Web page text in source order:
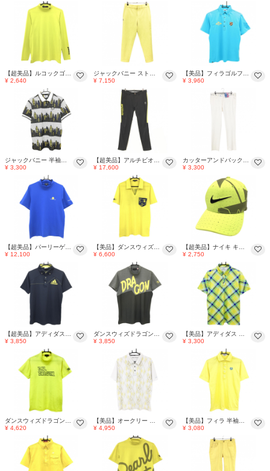
【超美品】ルコックゴルフ ハイネックインナーシャツ イエロー ストレッチ メンズ M ゴルフウェア le coq sportif
¥ 2,640
ジャックバニー ストレッチパンツ イエロー エンボスロゴ メンズ 5(L) ゴルフウェア 2025年モデル Jack Bunny
¥ 7,150
【美品】フィラゴルフ 半袖ポロシャツ ライトブルー×イエロー ボタンダウン ロゴワッペン 袖刺しゅう メンズ M ゴルフウェア FILA GOLF
¥ 3,960
ジャックバニー 半袖ポロシャツ 白×黒×イエロー ビル総柄 ドット ラバーワッペン メンズ 6(XL) ゴルフウェア Jack Bunny
¥ 3,300
【超美品】アルチビオ パンツ 黒×イエロー サイドライン ストレッチ メンズ 50(XL) ゴルフウェア archivio
¥ 17,600
カッターアンドバック ストレッチパンツ 白×ネイビー×イエロー 一部柄 紙タグ付 メンズ 96 ゴルフウェア CUTTER＆BUCK
¥ 3,300
【超美品】パーリーゲイツゴルフ 半袖ハイネックシャツ ブルー×イエロー ニコちゃん メンズ M ゴルフウェア 2024年モデル PEARLY GATES
¥ 12,100
【美品】ダンスウィズドラゴン 半袖スキッパーシャツ イエロー×ブルー バックプリント メンズ 3(L) ゴルフウェア Dance With Dragon
¥ 6,600
【超美品】ナイキ キャップ イエロー×カーキ ドット DRI-FIT ゴルフウェア NIKE
¥ 2,750
【超美品】アディダス 半袖ポロシャツ ネイビー×イエロー ステッチ ボタンダウン メンズ M/M ゴルフウェア adidas
¥ 3,850
ダンスウィズドラゴン 半袖ハイネックシャツ グレー×イエロー 前下部メッシュ調 メンズ 2(M) ゴルフウェア Dance With Dragon
¥ 3,850
【美品】アディダス 半袖ポロシャツ ライムイエロー×ネイビー×グリーン チェック メンズ サイズ表記なし ゴルフウェア adidas
¥ 3,300
ダンスウィズドラゴン 半袖ハイネックシャツ 蛍光イエロー メッシュ調 ラインストーンロゴ メンズ 2(M) ゴルフウェア Dance With Dragon
¥ 4,620
【美品】オークリー 半袖ポロシャツ 白×イエロー 前身頃ダイヤ柄 メンズ L ゴルフウェア Oakley
¥ 4,950
【美品】フィラ 半袖ポロシャツ イエロー ロゴ刺しゅう メンズ M ゴルフウェア FILA GOLF
¥ 3,080